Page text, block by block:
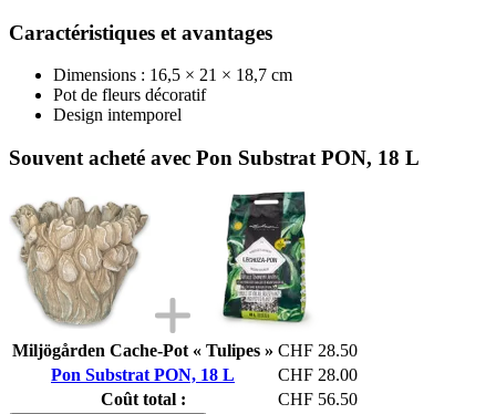
Caractéristiques et avantages
Dimensions : 16,5 × 21 × 18,7 cm
Pot de fleurs décoratif
Design intemporel
Souvent acheté avec Pon Substrat PON, 18 L
Miljögården Cache-Pot « Tulipes » CHF 28.50
Pon Substrat PON, 18 L
CHF 28.00
Coût total :
CHF 56.50